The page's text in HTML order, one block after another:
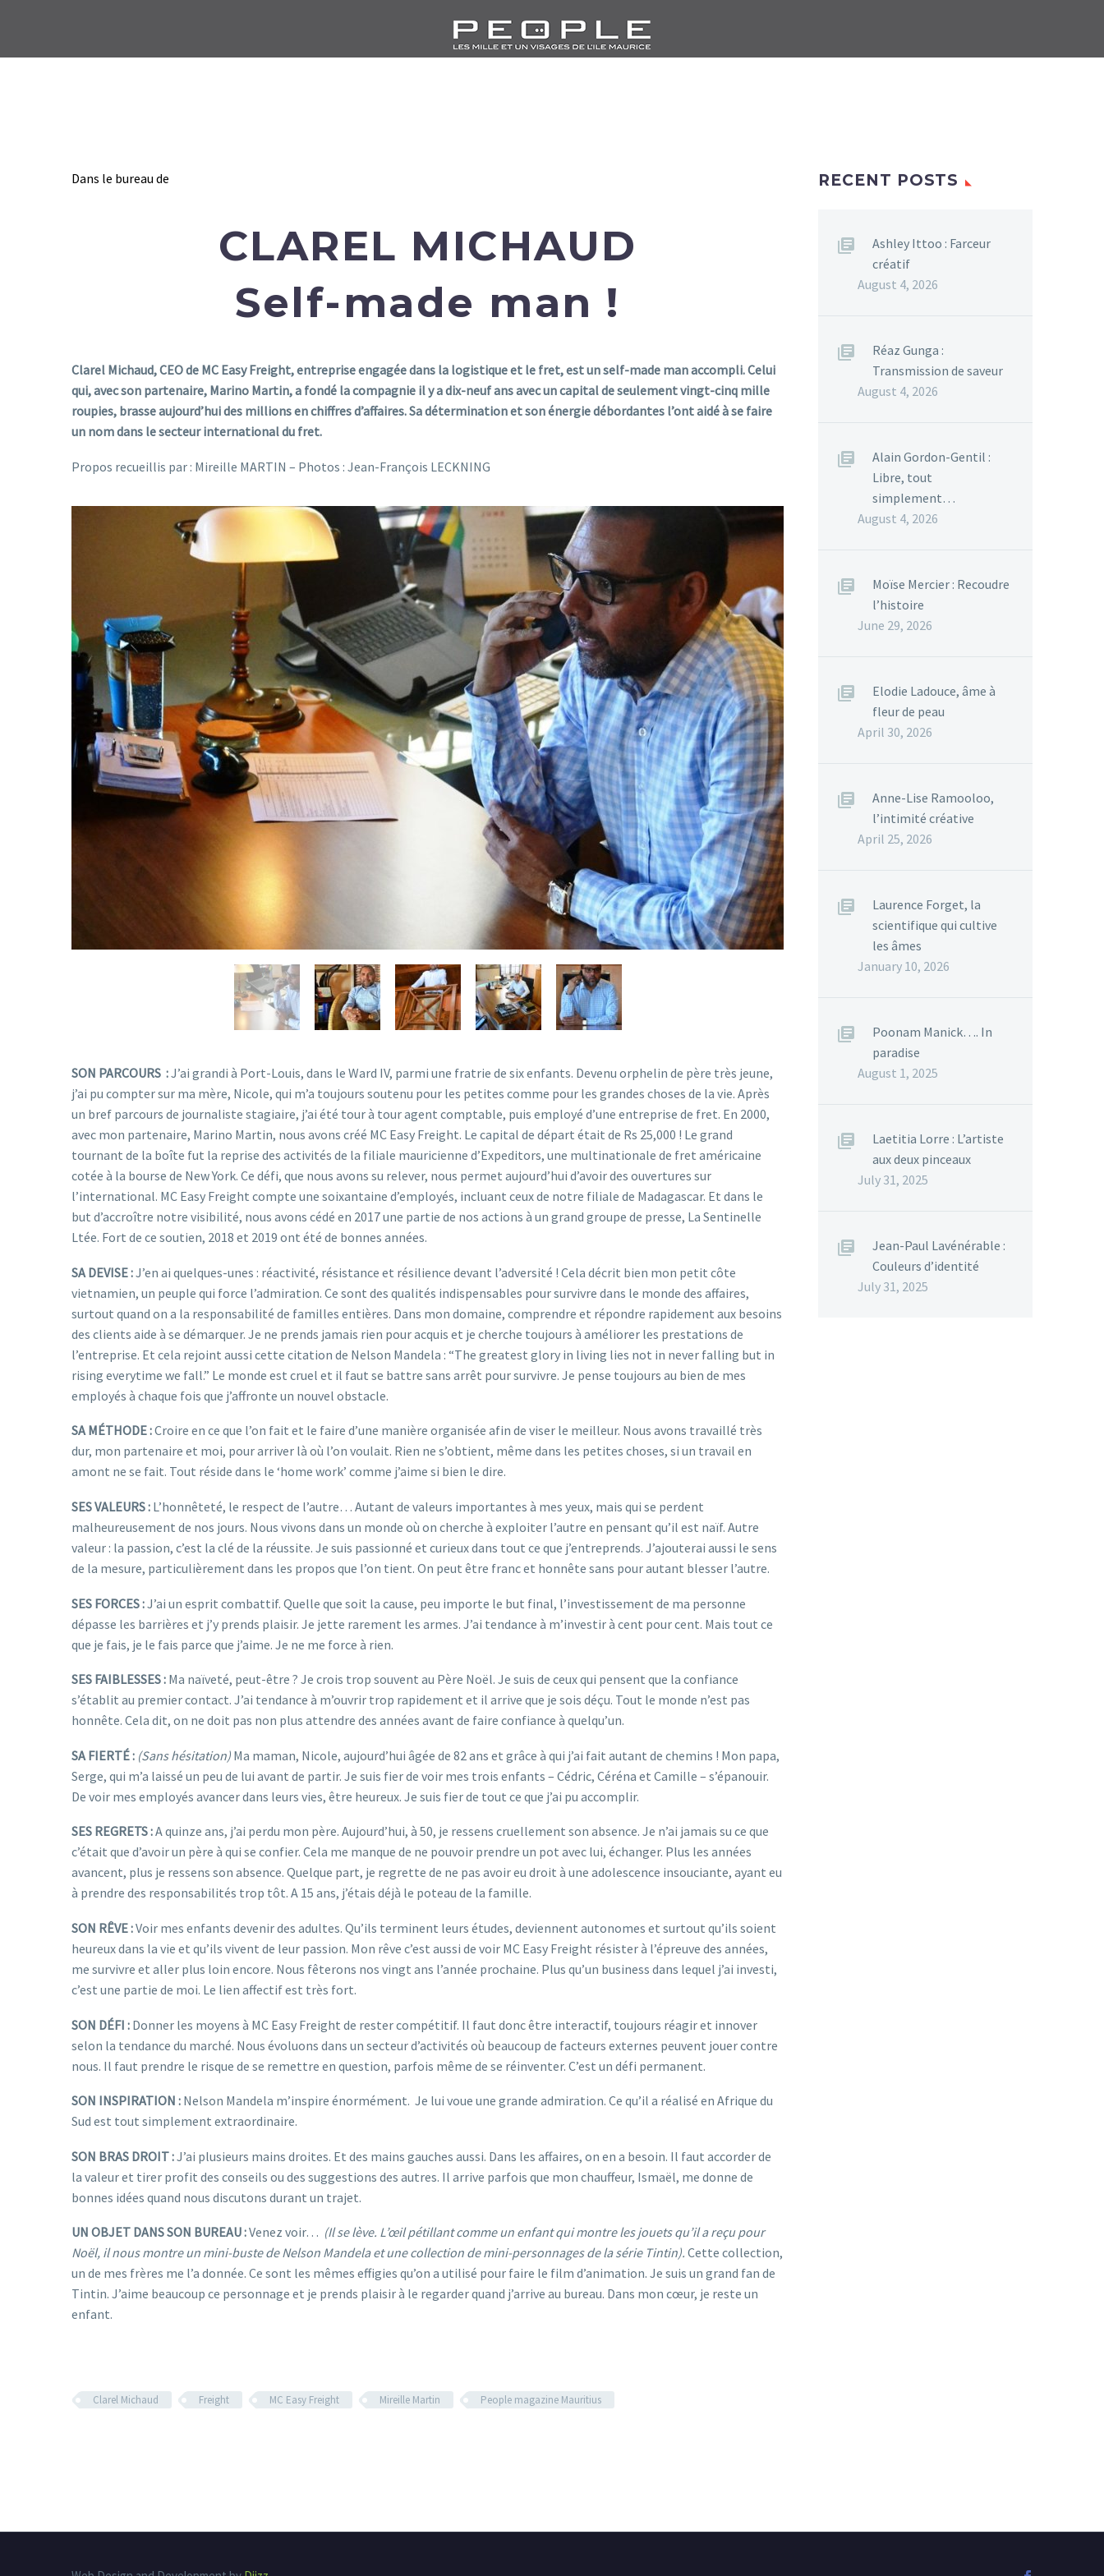
Dans le bureau de
CLAREL MICHAUD
Self-made man !
Clarel Michaud, CEO de MC Easy Freight, entreprise engagée dans la logistique et le fret, est un self-made man accompli. Celui
qui, avec son partenaire, Marino Martin, a fondé la compagnie il y a dix-neuf ans avec un capital de seulement vingt-cinq mille
roupies, brasse aujourd’hui des millions en chiffres d’affaires. Sa détermination et son énergie débordantes l’ont aidé à se faire
un nom dans le secteur international du fret.
Propos recueillis par : Mireille MARTIN – Photos : Jean-François LECKNING
SON PARCOURS :J’ai grandi à Port-Louis, dans le Ward IV, parmi une fratrie de six enfants. Devenu orphelin de père très jeune,
j’ai pu compter sur ma mère, Nicole, qui m’a toujours soutenu pour les petites comme pour les grandes choses de la vie. Après
un bref parcours de journaliste stagiaire, j’ai été tour à tour agent comptable, puis employé d’une entreprise de fret. En 2000,
avec mon partenaire, Marino Martin, nous avons créé MC Easy Freight. Le capital de départ était de Rs 25,000 ! Le grand
tournant de la boîte fut la reprise des activités de la filiale mauricienne d’Expeditors, une multinationale de fret américaine
cotée à la bourse de New York. Ce défi, que nous avons su relever, nous permet aujourd’hui d’avoir des ouvertures sur
l’international. MC Easy Freight compte une soixantaine d’employés, incluant ceux de notre filiale de Madagascar. Et dans le
but d’accroître notre visibilité, nous avons cédé en 2017 une partie de nos actions à un grand groupe de presse, La Sentinelle
Ltée. Fort de ce soutien, 2018 et 2019 ont été de bonnes années.
SA DEVISE :J’en ai quelques-unes : réactivité, résistance et résilience devant l’adversité ! Cela décrit bien mon petit côte
vietnamien, un peuple qui force l’admiration. Ce sont des qualités indispensables pour survivre dans le monde des affaires,
surtout quand on a la responsabilité de familles entières. Dans mon domaine, comprendre et répondre rapidement aux besoins
des clients aide à se démarquer. Je ne prends jamais rien pour acquis et je cherche toujours à améliorer les prestations de
l’entreprise. Et cela rejoint aussi cette citation de Nelson Mandela : “The greatest glory in living lies not in never falling but in
rising everytime we fall.” Le monde est cruel et il faut se battre sans arrêt pour survivre. Je pense toujours au bien de mes
employés à chaque fois que j’affronte un nouvel obstacle.
SA MÉTHODE :Croire en ce que l’on fait et le faire d’une manière organisée afin de viser le meilleur. Nous avons travaillé très
dur, mon partenaire et moi, pour arriver là où l’on voulait. Rien ne s’obtient, même dans les petites choses, si un travail en
amont ne se fait. Tout réside dans le ‘home work’ comme j’aime si bien le dire.
SES VALEURS : L’honnêteté, le respect de l’autre… Autant de valeurs importantes à mes yeux, mais qui se perdent
malheureusement de nos jours. Nous vivons dans un monde où on cherche à exploiter l’autre en pensant qu’il est naïf. Autre
valeur : la passion, c’est la clé de la réussite. Je suis passionné et curieux dans tout ce que j’entreprends. J’ajouterai aussi le sens
de la mesure, particulièrement dans les propos que l’on tient. On peut être franc et honnête sans pour autant blesser l’autre.
SES FORCES :J’ai un esprit combattif. Quelle que soit la cause, peu importe le but final, l’investissement de ma personne
dépasse les barrières et j’y prends plaisir. Je jette rarement les armes. J’ai tendance à m’investir à cent pour cent. Mais tout ce
que je fais, je le fais parce que j’aime. Je ne me force à rien.
SES FAIBLESSES : Ma naïveté, peut-être ? Je crois trop souvent au Père Noël. Je suis de ceux qui pensent que la confiance
s’établit au premier contact. J’ai tendance à m’ouvrir trop rapidement et il arrive que je sois déçu. Tout le monde n’est pas
honnête. Cela dit, on ne doit pas non plus attendre des années avant de faire confiance à quelqu’un.
SA FIERTÉ : (Sans hésitation) Ma maman, Nicole, aujourd’hui âgée de 82 ans et grâce à qui j’ai fait autant de chemins ! Mon papa,
Serge, qui m’a laissé un peu de lui avant de partir. Je suis fier de voir mes trois enfants – Cédric, Céréna et Camille – s’épanouir.
De voir mes employés avancer dans leurs vies, être heureux. Je suis fier de tout ce que j’ai pu accomplir.
SES REGRETS :A quinze ans, j’ai perdu mon père. Aujourd’hui, à 50, je ressens cruellement son absence. Je n’ai jamais su ce que
c’était que d’avoir un père à qui se confier. Cela me manque de ne pouvoir prendre un pot avec lui, échanger. Plus les années
avancent, plus je ressens son absence. Quelque part, je regrette de ne pas avoir eu droit à une adolescence insouciante, ayant eu
à prendre des responsabilités trop tôt. A 15 ans, j’étais déjà le poteau de la famille.
SON RÊVE :Voir mes enfants devenir des adultes. Qu’ils terminent leurs études, deviennent autonomes et surtout qu’ils soient
heureux dans la vie et qu’ils vivent de leur passion. Mon rêve c’est aussi de voir MC Easy Freight résister à l’épreuve des années,
me survivre et aller plus loin encore. Nous fêterons nos vingt ans l’année prochaine. Plus qu’un business dans lequel j’ai investi,
c’est une partie de moi. Le lien affectif est très fort.
SON DÉFI : Donner les moyens à MC Easy Freight de rester compétitif. Il faut donc être interactif, toujours réagir et innover
selon la tendance du marché. Nous évoluons dans un secteur d’activités où beaucoup de facteurs externes peuvent jouer contre
nous. Il faut prendre le risque de se remettre en question, parfois même de se réinventer. C’est un défi permanent.
SON INSPIRATION : Nelson Mandela m’inspire énormément. Je lui voue une grande admiration. Ce qu’il a réalisé en Afrique du
Sud est tout simplement extraordinaire.
SON BRAS DROIT :J’ai plusieurs mains droites. Et des mains gauches aussi. Dans les affaires, on en a besoin. Il faut accorder de
la valeur et tirer profit des conseils ou des suggestions des autres. Il arrive parfois que mon chauffeur, Ismaël, me donne de
bonnes idées quand nous discutons durant un trajet.
UN OBJET DANS SON BUREAU :Venez voir… (Il se lève. L’œil pétillant comme un enfant qui montre les jouets qu’il a reçu pour
Noël, il nous montre un mini-buste de Nelson Mandela et une collection de mini-personnages de la série Tintin). Cette collection,
un de mes frères me l’a donnée. Ce sont les mêmes effigies qu’on a utilisé pour faire le film d’animation. Je suis un grand fan de
Tintin. J’aime beaucoup ce personnage et je prends plaisir à le regarder quand j’arrive au bureau. Dans mon cœur, je reste un
enfant.
Clarel Michaud Freight MC Easy Freight Mireille Martin People magazine Mauritius
RECENT POSTS
Ashley Ittoo : Farceur
créatif
August 4, 2026
Réaz Gunga :
Transmission de saveur
August 4, 2026
Alain Gordon-Gentil :
Libre, tout
simplement…
August 4, 2026
Moïse Mercier : Recoudre
l’histoire
June 29, 2026
Elodie Ladouce, âme à
fleur de peau
April 30, 2026
Anne-Lise Ramooloo,
l’intimité créative
April 25, 2026
Laurence Forget, la
scientifique qui cultive
les âmes
January 10, 2026
Poonam Manick…. In
paradise
August 1, 2025
Laetitia Lorre : L’artiste
aux deux pinceaux
July 31, 2025
Jean-Paul Lavénérable :
Couleurs d’identité
July 31, 2025